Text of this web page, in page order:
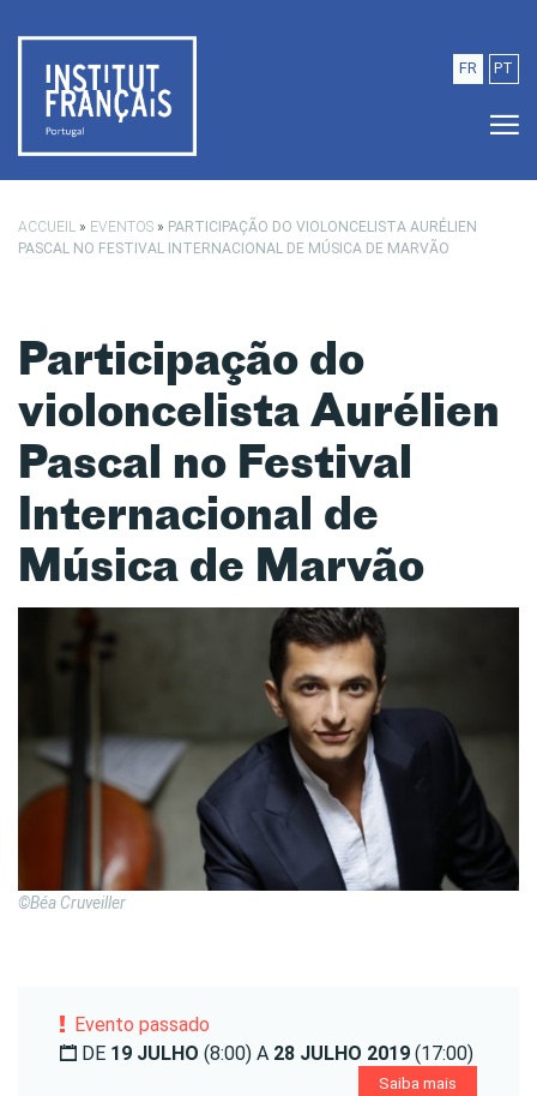
FR PT
ACCUEIL » EVENTOS » PARTICIPAÇÃO DO VIOLONCELISTA AURÉLIEN
PASCAL NO FESTIVAL INTERNACIONAL DE MÚSICA DE MARVÃO
Participação do
violoncelista Aurélien
Pascal no Festival
Internacional de
Música de Marvão
©Béa Cruveiller
Evento passado
DE 19 JULHO (8:00) A 28 JULHO 2019 (17:00)
Saiba mais